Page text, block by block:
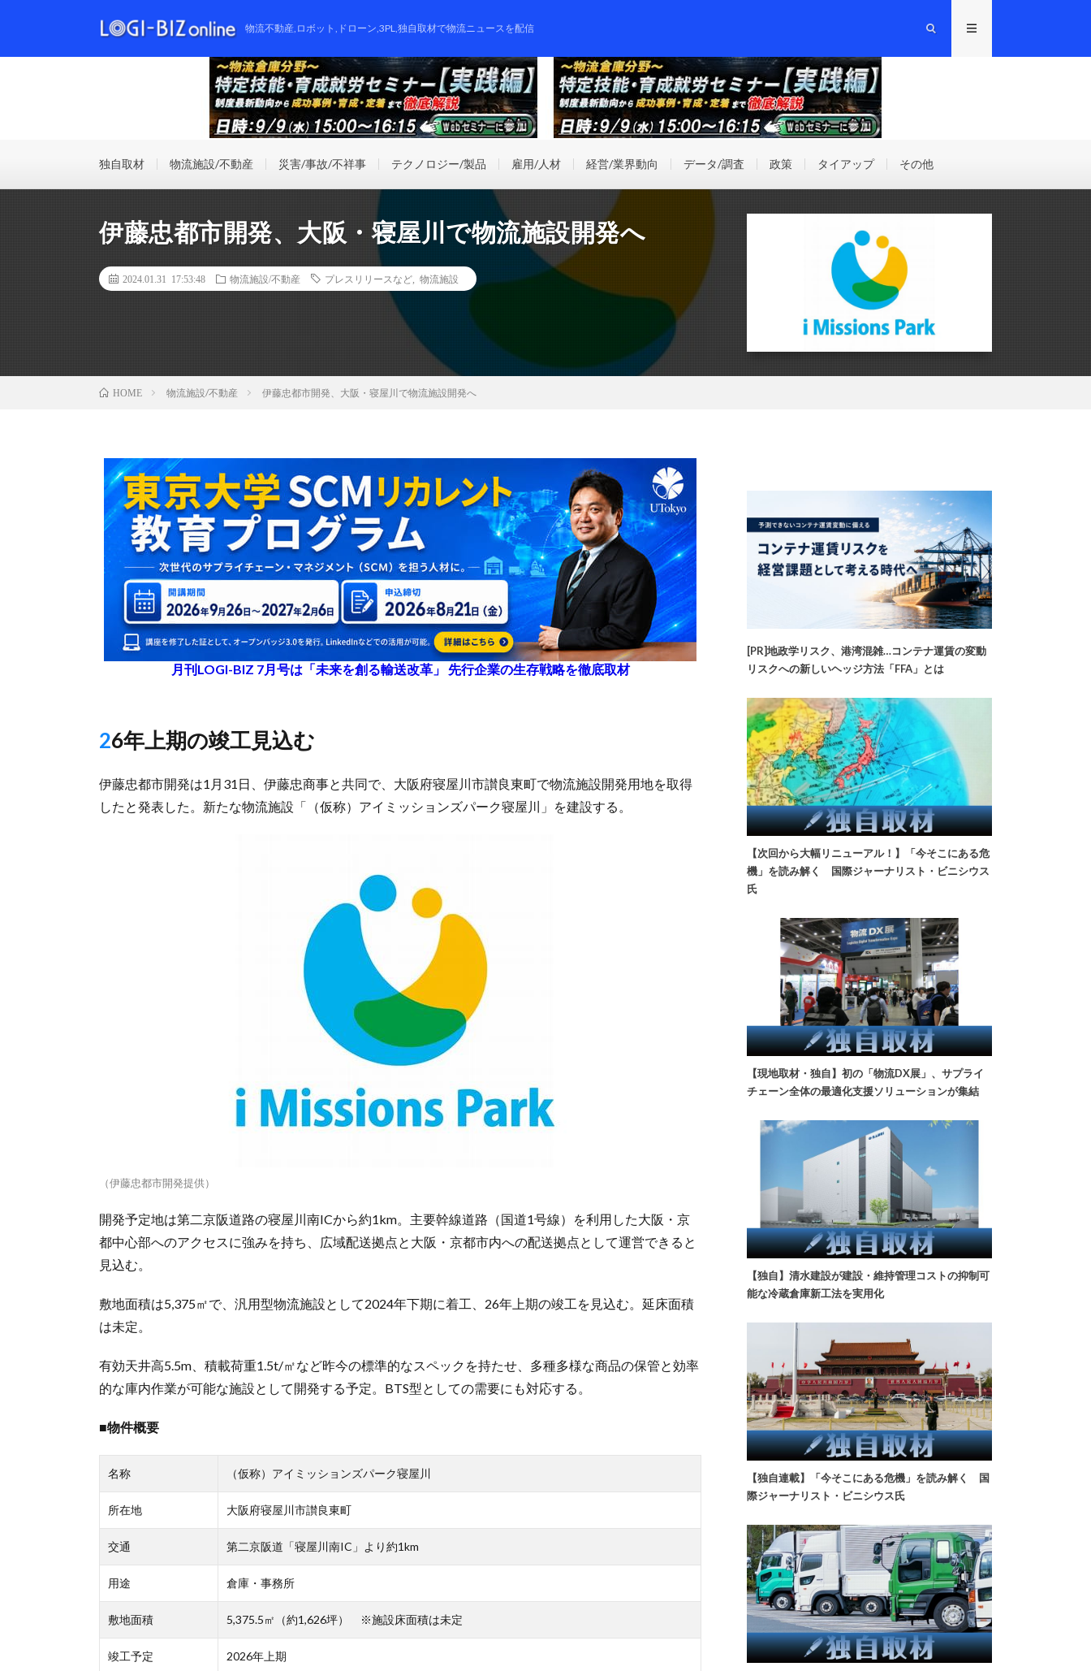
物流不動産,ロボット,ドローン,3PL,独自取材で物流ニュースを配信
独自取材 物流施設/不動産 災害/事故/不祥事 テクノロジー/製品 雇用/人材 経営/業界動向 データ/調査 政策 タイアップ その他
伊藤忠都市開発、大阪・寝屋川で物流施設開発へ
2024.01.31 17:53:48 物流施設/不動産 プレスリリースなど 物流施設
HOME 物流施設/不動産 伊藤忠都市開発、大阪・寝屋川で物流施設開発へ
月刊LOGI-BIZ 7月号は「未来を創る輸送改革」 先行企業の生存戦略を徹底取材
26年上期の竣工見込む
伊藤忠都市開発は1月31日、伊藤忠商事と共同で、大阪府寝屋川市讃良東町で物流施設開発用地を取得
したと発表した。新たな物流施設「（仮称）アイミッションズパーク寝屋川」を建設する。
（伊藤忠都市開発提供）
開発予定地は第二京阪道路の寝屋川南ICから約1km。主要幹線道路（国道1号線）を利用した大阪・京
都中心部へのアクセスに強みを持ち、広域配送拠点と大阪・京都市内への配送拠点として運営できると
見込む。
敷地面積は5,375㎡で、汎用型物流施設として2024年下期に着工、26年上期の竣工を見込む。延床面積
は未定。
有効天井高5.5m、積載荷重1.5t/㎡など昨今の標準的なスペックを持たせ、多種多様な商品の保管と効率
的な庫内作業が可能な施設として開発する予定。BTS型としての需要にも対応する。
■物件概要
名称 （仮称）アイミッションズパーク寝屋川
所在地 大阪府寝屋川市讃良東町
交通 第二京阪道「寝屋川南IC」より約1km
用途 倉庫・事務所
敷地面積 5,375.5㎡（約1,626坪） ※施設床面積は未定
竣工予定 2026年上期
[PR]地政学リスク、港湾混雑…コンテナ運賃の変動
リスクへの新しいヘッジ方法「FFA」とは
【次回から大幅リニューアル！】「今そこにある危
機」を読み解く 国際ジャーナリスト・ビニシウス
氏
【現地取材・独自】初の「物流DX展」、サプライ
チェーン全体の最適化支援ソリューションが集結
【独自】清水建設が建設・維持管理コストの抑制可
能な冷蔵倉庫新工法を実用化
【独自連載】「今そこにある危機」を読み解く 国
際ジャーナリスト・ビニシウス氏